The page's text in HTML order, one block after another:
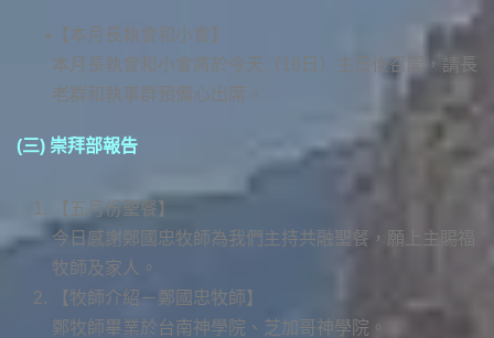
【本月長執會和小會】
本月長執會和小會將於今天（18日）主日後召開，請長
老群和執事群預備心出席。
(三) 崇拜部報告
【五月份聖餐】
今日感謝鄭國忠牧師為我們主持共融聖餐，願上主賜福
牧師及家人。
【牧師介紹－鄭國忠牧師】
鄭牧師畢業於台南神學院、芝加哥神學院。